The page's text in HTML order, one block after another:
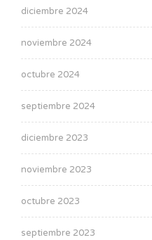
diciembre 2024
noviembre 2024
octubre 2024
septiembre 2024
diciembre 2023
noviembre 2023
octubre 2023
septiembre 2023